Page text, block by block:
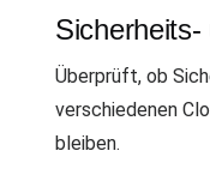
Sicherheits-
Überprüft, ob
verschiedenen
bleiben.